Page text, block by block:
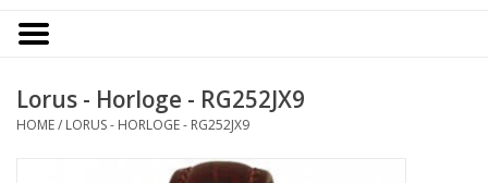
Occasions
Lorus - Horloge - RG252JX9
HOME/ LORUS - HORLOGE - RG252JX9